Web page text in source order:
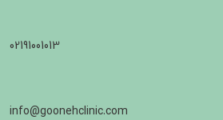
02191001013
info@goonehclinic.com